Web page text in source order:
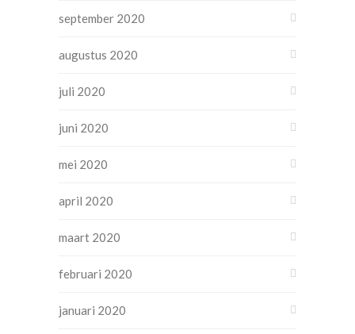
september 2020
augustus 2020
juli 2020
juni 2020
mei 2020
april 2020
maart 2020
februari 2020
januari 2020